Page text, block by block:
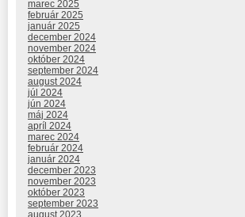
marec 2025
február 2025
január 2025
december 2024
november 2024
október 2024
september 2024
august 2024
júl 2024
jún 2024
máj 2024
apríl 2024
marec 2024
február 2024
január 2024
december 2023
november 2023
október 2023
september 2023